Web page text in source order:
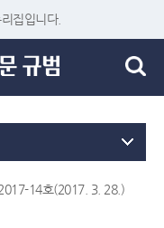
집입니다.
14호(2017. 3. 28.)